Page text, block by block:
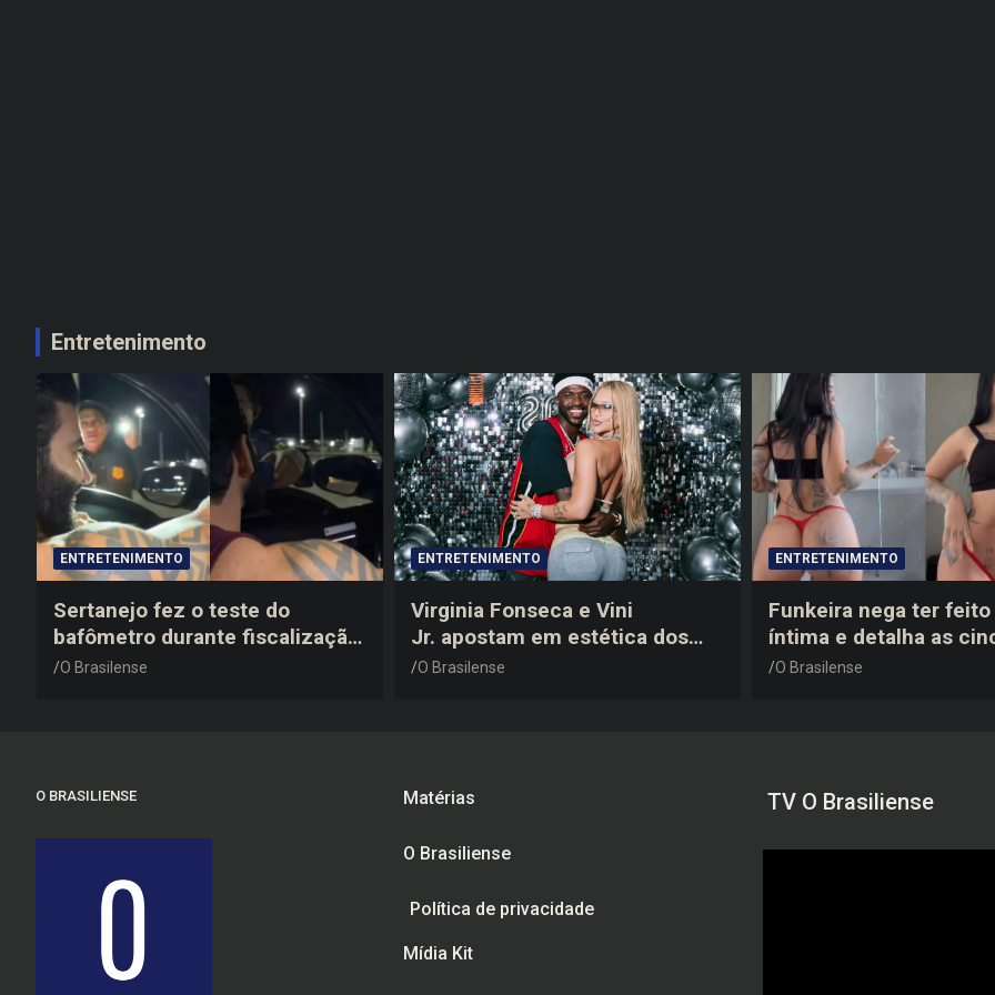
Entretenimento
ENTRETENIMENTO
Sertanejo fez o teste do
bafômetro durante fiscalização
na estrada, deu resultado
O Brasilense
ENTRETENIMENTO
Virginia Fonseca e Vini
Jr. apostam em estética dos
anos 2000 em festa de
O Brasilense
ENTRETENIMENTO
Funkeira nega ter
íntima e detalha as
plásticas que realizou
O Brasilense
O BRASILIENSE Matérias
O Brasiliense
Política de privacidade
Mídia Kit
TV O Brasiliense